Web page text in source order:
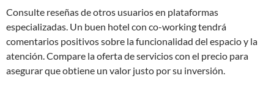
Consulte reseñas de otros usuarios en plataformas
especializadas. Un buen hotel con co-working tendrá
comentarios positivos sobre la funcionalidad del espacio y la
atención. Compare la oferta de servicios con el precio para
asegurar que obtiene un valor justo por su inversión.